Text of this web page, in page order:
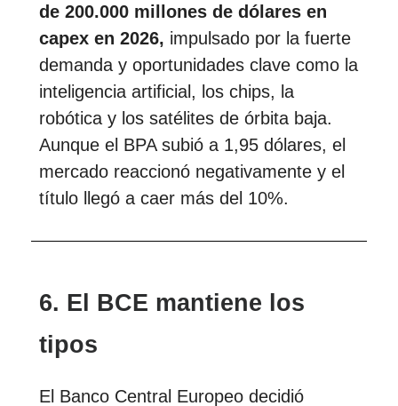
de 200.000 millones de dólares en
capex en 2026, impulsado por la fuerte
demanda y oportunidades clave como la
inteligencia artificial, los chips, la
robótica y los satélites de órbita baja.
Aunque el BPA subió a 1,95 dólares, el
mercado reaccionó negativamente y el
título llegó a caer más del 10%.
6. El BCE mantiene los
tipos
El Banco Central Europeo decidió